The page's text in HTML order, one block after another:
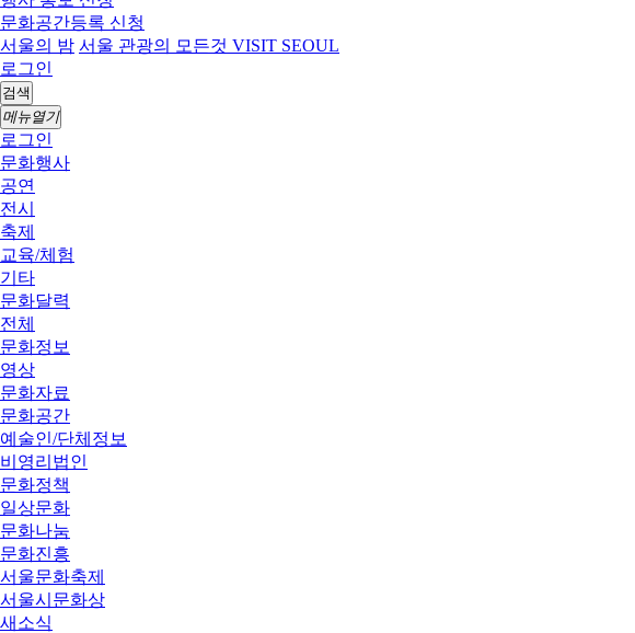
문화공간등록 신청
서울의 밤 서울 관광의 모든것 VISIT SEOUL
로그인
검색
메뉴열기
로그인
문화행사
공연
전시
축제
교육/체험
기타
문화달력
전체
문화정보
영상
문화자료
문화공간
예술인/단체정보
비영리법인
문화정책
일상문화
문화나눔
문화진흥
서울문화축제
서울시문화상
새소식